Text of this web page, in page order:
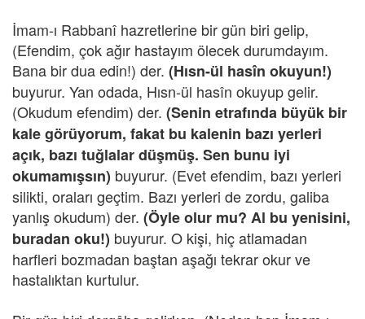
İmam-ı Rabbanî hazretlerine bir gün biri gelip,
(Efendim, çok ağır hastayım ölecek durumdayım.
Bana bir dua edin!) der. (Hısn-ül hasîn okuyun!)
buyurur. Yan odada, Hısn-ül hasîn okuyup gelir.
(Okudum efendim) der. (Senin etrafında büyük bir
kale görüyorum, fakat bu kalenin bazı yerleri
açık, bazı tuğlalar düşmüş. Sen bunu iyi
okumamışsın) buyurur. (Evet efendim, bazı yerleri
silikti, oraları geçtim. Bazı yerleri de zordu, galiba
yanlış okudum) der. (Öyle olur mu? Al bu yenisini,
buradan oku!) buyurur. O kişi, hiç atlamadan
harfleri bozmadan baştan aşağı tekrar okur ve
hastalıktan kurtulur.